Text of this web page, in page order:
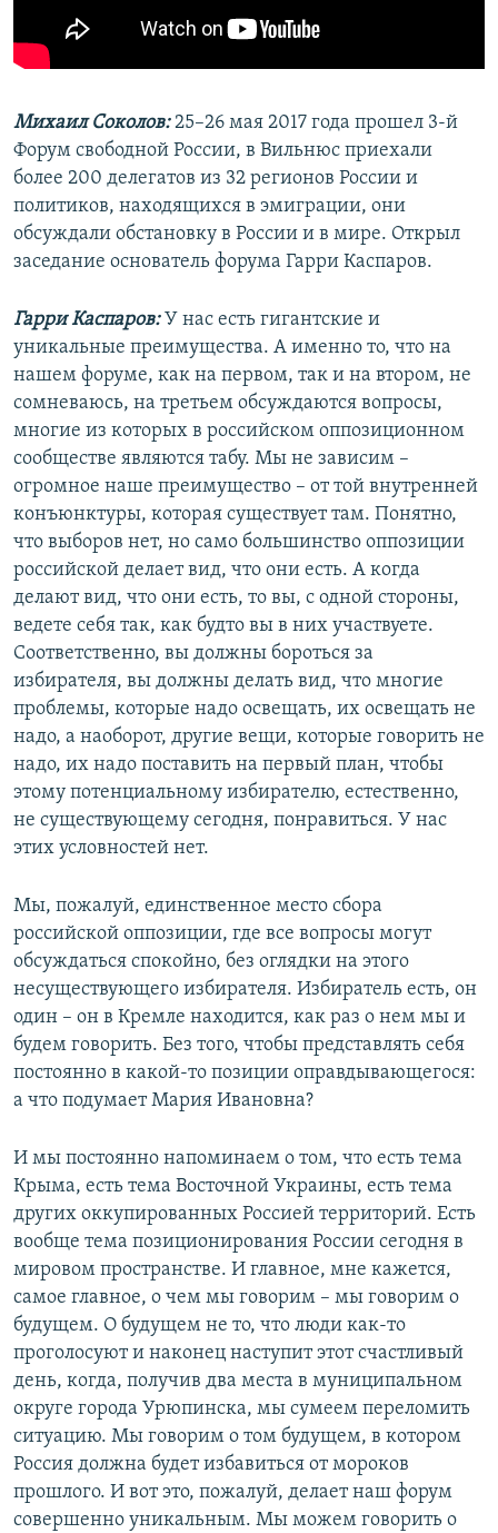
Михаил Соколов:​25–26 мая 2017 года прошел 3-й
Форум свободной России, в Вильнюс приехали
более 200 делегатов из 32 регионов России и
политиков, находящихся в эмиграции, они
обсуждали обстановку в России и в мире. Открыл
заседание основатель форума Гарри Каспаров.
Гарри Каспаров: У нас есть гигантские и
уникальные преимущества. А именно то, что на
нашем форуме, как на первом, так и на втором, не
сомневаюсь, на третьем обсуждаются вопросы,
многие из которых в российском оппозиционном
сообществе являются табу. Мы не зависим –
огромное наше преимущество – от той внутренней
конъюнктуры, которая существует там. Понятно,
что выборов нет, но само большинство оппозиции
российской делает вид, что они есть. А когда
делают вид, что они есть, то вы, с одной стороны,
ведете себя так, как будто вы в них участвуете.
Соответственно, вы должны бороться за
избирателя, вы должны делать вид, что многие
проблемы, которые надо освещать, их освещать не
надо, а наоборот, другие вещи, которые говорить не
надо, их надо поставить на первый план, чтобы
этому потенциальному избирателю, естественно,
не существующему сегодня, понравиться. У нас
этих условностей нет.
Мы, пожалуй, единственное место сбора
российской оппозиции, где все вопросы могут
обсуждаться спокойно, без оглядки на этого
несуществующего избирателя. Избиратель есть, он
один – он в Кремле находится, как раз о нем мы и
будем говорить. Без того, чтобы представлять себя
постоянно в какой-то позиции оправдывающегося:
а что подумает Мария Ивановна?
И мы постоянно напоминаем о том, что есть тема
Крыма, есть тема Восточной Украины, есть тема
других оккупированных Россией территорий. Есть
вообще тема позиционирования России сегодня в
мировом пространстве. И главное, мне кажется,
самое главное, о чем мы говорим – мы говорим о
будущем. О будущем не то, что люди как-то
проголосуют и наконец наступит этот счастливый
день, когда, получив два места в муниципальном
округе города Урюпинска, мы сумеем переломить
ситуацию. Мы говорим о том будущем, в котором
Россия должна будет избавиться от мороков
прошлого. И вот это, пожалуй, делает наш форум
совершенно уникальным. Мы можем говорить о